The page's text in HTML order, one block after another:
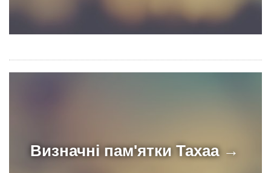
Визначні пам'ятки Тахаа →